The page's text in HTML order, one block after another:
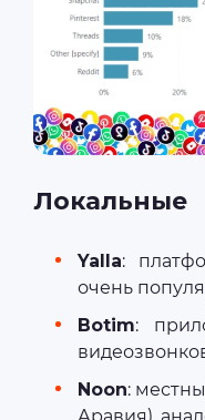
Локальные
Yalla:
очень
Botim:
Noon:
Аравия),